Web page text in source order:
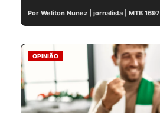
Por Weliton Nunez | jornalista | MTB
OPINIÃO